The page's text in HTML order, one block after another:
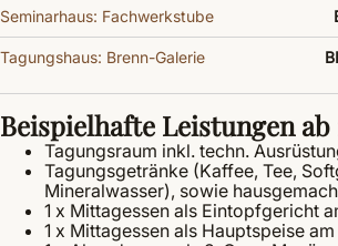
Seminarhaus: Fachwerkstube
Tagungshaus: Brenn-Galerie
Beispielhafte Leistungen ab
Tagungsraum inkl. techn.
Tagungsgetränke (Kaffee, Tee,
Mineralwasser), sowie
1 x Mittagessen als Eintopfgericht
1 x Mittagessen als Hauptspeise